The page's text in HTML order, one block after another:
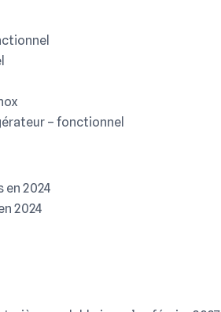
– fonctionnel
en 2024
2024